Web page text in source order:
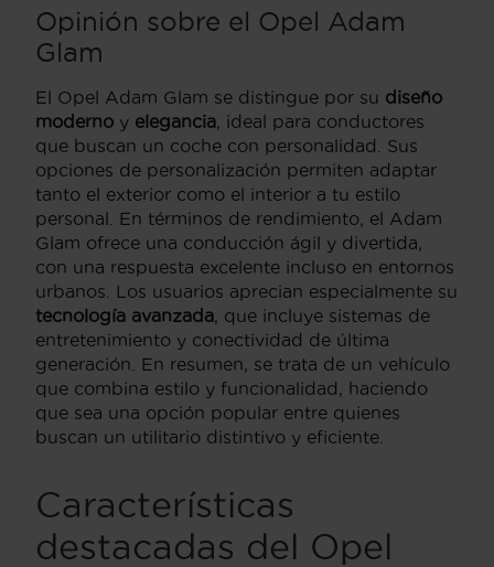
Opinión sobre el Opel Adam
Glam
El Opel Adam Glam se distingue por su diseño
moderno y elegancia , ideal para conductores
que buscan un coche con personalidad. Sus
opciones de personalización permiten adaptar
tanto el exterior como el interior a tu estilo
personal. En términos de rendimiento, el Adam
Glam ofrece una conducción ágil y divertida,
con una respuesta excelente incluso en entornos
urbanos. Los usuarios aprecian especialmente su
tecnología avanzada , que incluye sistemas de
entretenimiento y conectividad de última
generación. En resumen, se trata de un vehículo
que combina estilo y funcionalidad, haciendo
que sea una opción popular entre quienes
buscan un utilitario distintivo y eficiente.
Características
destacadas del Opel